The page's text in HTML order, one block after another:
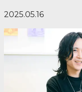
2025.05.16